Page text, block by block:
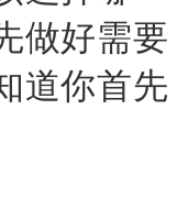
做好需要
道你首先